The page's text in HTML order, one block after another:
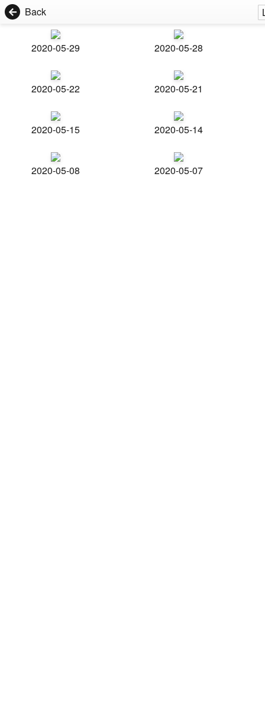
Back
2020-05-29 2020-05-28
2020-05-22 2020-05-21
2020-05-15 2020-05-14
2020-05-08 2020-05-07